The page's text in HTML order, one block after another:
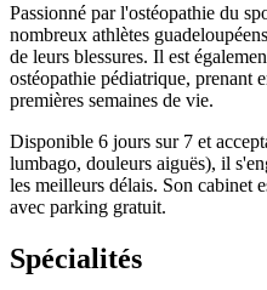
Passionné par l'ostéopathie du
nombreux athlètes
de leurs blessures. Il est
ostéopathie pédiatrique, prenant
premières semaines de vie.
Disponible 6 jours sur 7 et
lumbago, douleurs aiguës), il
les meilleurs délais. Son cabinet
avec parking gratuit.
Spécialités